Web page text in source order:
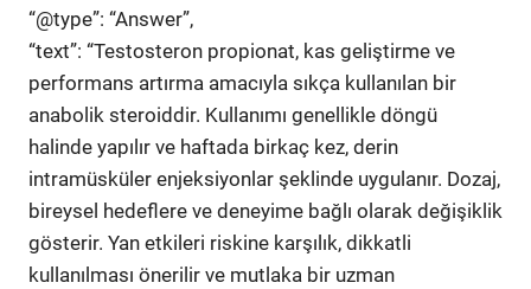
“@type”: “Answer”,
“text”: “Testosteron propionat, kas geliştirme ve
performans artırma amacıyla sıkça kullanılan bir
anabolik steroiddir. Kullanımı genellikle döngü
halinde yapılır ve haftada birkaç kez, derin
intramüsküler enjeksiyonlar şeklinde uygulanır. Dozaj,
bireysel hedeflere ve deneyime bağlı olarak değişiklik
gösterir. Yan etkileri riskine karşılık, dikkatli
kullanılması önerilir ve mutlaka bir uzman